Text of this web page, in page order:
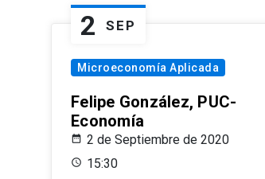
2 SEP
Microeconomía Aplicada
Felipe González, PUC-
Economía
2 de Septiembre de 2020
15:30